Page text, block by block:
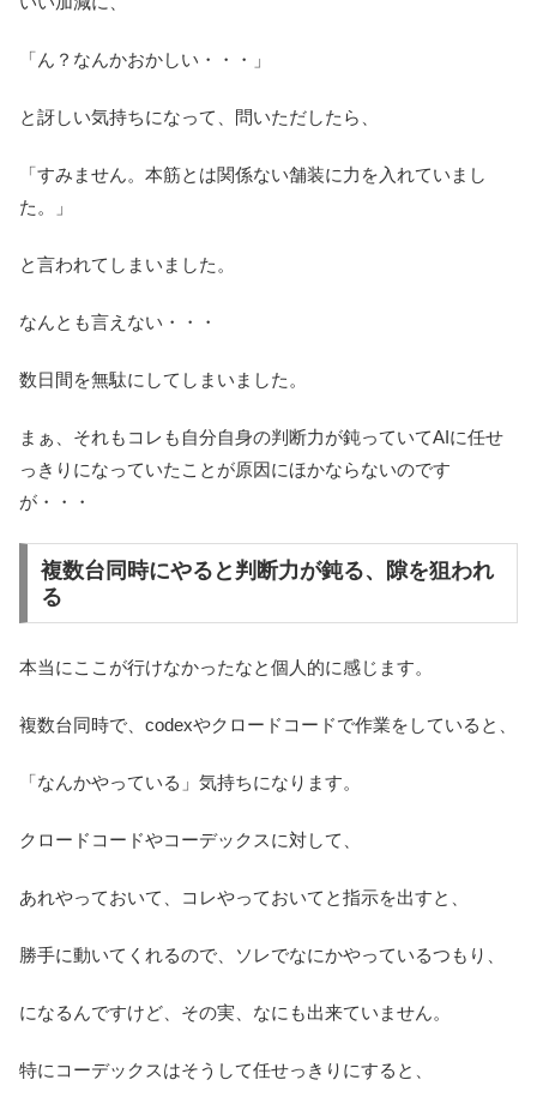
「ん？なんかおかしい・・・」
と訝しい気持ちになって、問いただしたら、
「すみません。本筋とは関係ない舗装に力を入れていまし
た。」
と言われてしまいました。
なんとも言えない・・・
数日間を無駄にしてしまいました。
まぁ、それもコレも自分自身の判断力が鈍っていてAIに任せ
っきりになっていたことが原因にほかならないのです
が・・・
複数台同時にやると判断力が鈍る、隙を狙われ
る
本当にここが行けなかったなと個人的に感じます。
複数台同時で、codexやクロードコードで作業をしていると、
「なんかやっている」気持ちになります。
クロードコードやコーデックスに対して、
あれやっておいて、コレやっておいてと指示を出すと、
勝手に動いてくれるので、ソレでなにかやっているつもり、
になるんですけど、その実、なにも出来ていません。
特にコーデックスはそうして任せっきりにすると、